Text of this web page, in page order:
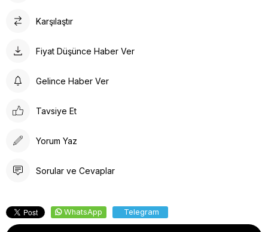
Karşılaştır
Fiyat Düşünce Haber Ver
Gelince Haber Ver
Tavsiye Et
Yorum Yaz
Sorular ve Cevaplar
WhatsApp Telegram